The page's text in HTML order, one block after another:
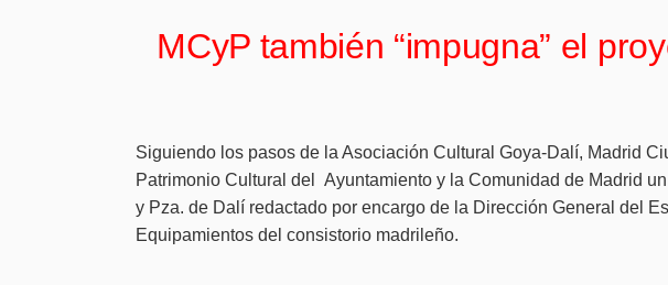
MCyP también “impugna” el
Siguiendo los pasos de la Asociación Cultural Goya-Dalí, Madrid
Patrimonio Cultural del Ayuntamiento y la Comunidad de Madrid
y Pza. de Dalí redactado por encargo de la Dirección General del
Equipamientos del consistorio madrileño.